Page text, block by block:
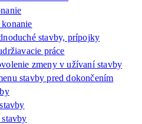
stavby, prípojky
práce
zmeny v užívaní stavby
stavby pred dokončením